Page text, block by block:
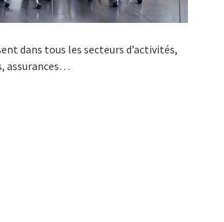
dans tous les secteurs d’activités,
assurances…